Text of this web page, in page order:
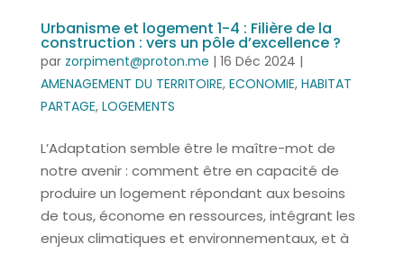
Urbanisme et logement 1-4 : Filière de la
construction : vers un pôle d’excellence ?
par zorpiment@proton.me | 16 Déc 2024 |
AMENAGEMENT DU TERRITOIRE, ECONOMIE, HABITAT
PARTAGE, LOGEMENTS
L’Adaptation semble être le maître-mot de
notre avenir : comment être en capacité de
produire un logement répondant aux besoins
de tous, économe en ressources, intégrant les
enjeux climatiques et environnementaux, et à